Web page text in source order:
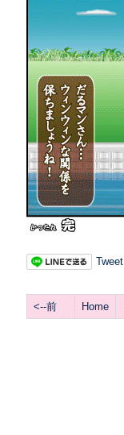
Tweet
<--前 Home